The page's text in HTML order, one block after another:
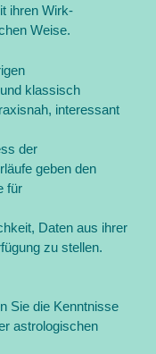
ihren Wirk-
Weise.
klassisch
interessant
der
geben den
für
Daten aus ihrer
zu stellen.
Sie die Kenntnisse
astrologischen